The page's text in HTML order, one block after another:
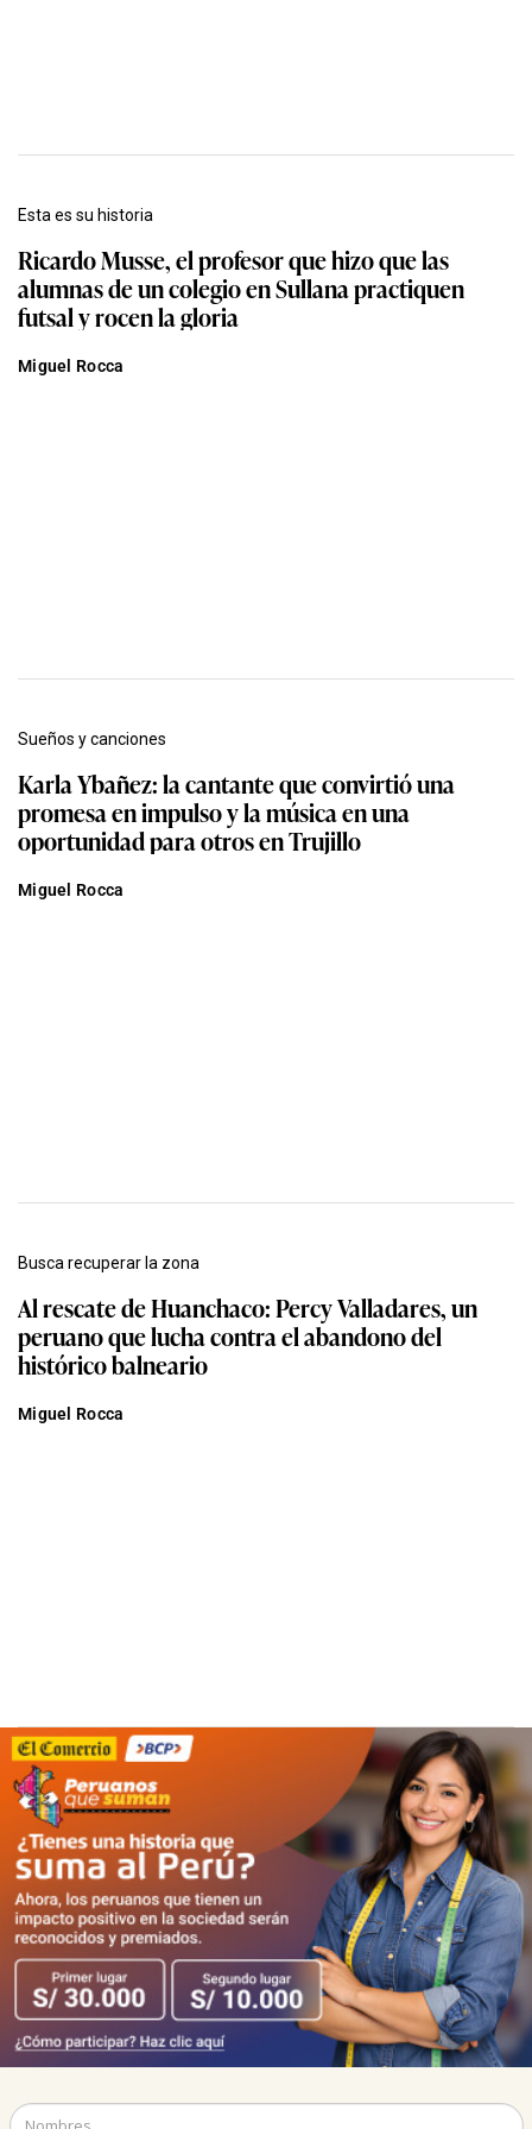
Esta es su historia
Ricardo Musse, el profesor que hizo que las
alumnas de un colegio en Sullana practiquen
futsal y rocen la gloria
Miguel Rocca
Sueños y canciones
Karla Ybañez: la cantante que convirtió una
promesa en impulso y la música en una
oportunidad para otros en Trujillo
Miguel Rocca
Busca recuperar la zona
Al rescate de Huanchaco: Percy Valladares, un
peruano que lucha contra el abandono del
histórico balneario
Miguel Rocca